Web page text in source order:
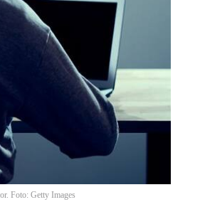
Foto: Getty Images